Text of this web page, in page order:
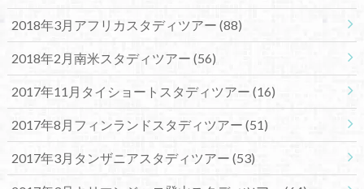
2018年3月アフリカスタディツアー (88)
2018年2月南米スタディツアー (56)
2017年11月タイショートスタディツアー (16)
2017年8月フィンランドスタディツアー (51)
2017年3月タンザニアスタディツアー (53)